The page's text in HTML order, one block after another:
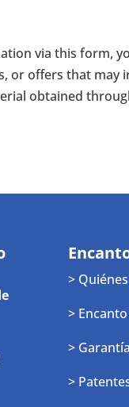
via this form,
or offers that may
obtained
>
>
> Garantía
>